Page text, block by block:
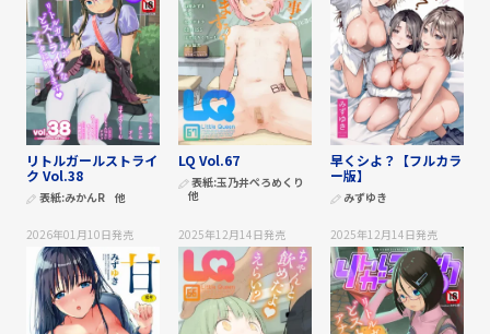
リトルガールストライ
ク Vol.38
表紙:みかんR 他
LQ Vol.67
表紙:玉乃井ぺろめくり
他
早くシよ？【フルカラ
ー版】
みずゆき
2026年01月10日発売 2025年12月14日発売 2025年12月14日発売